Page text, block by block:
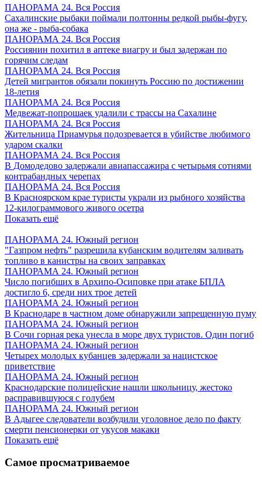
ПАНОРАМА 24. Вся Россия
Сахалинские рыбаки поймали полтонны редкой рыбы-фугу,
она же - рыба-собака
ПАНОРАМА 24. Вся Россия
Россиянин похитил в аптеке виагру и был задержан по
горячим следам
ПАНОРАМА 24. Вся Россия
Детей мигрантов обязали покинуть Россию по достижении
18-летия
ПАНОРАМА 24. Вся Россия
Медвежат-попрошаек удалили с трассы на Сахалине
ПАНОРАМА 24. Вся Россия
Жительница Приамурья подозревается в убийстве любимого
ударом скалки
ПАНОРАМА 24. Вся Россия
В Домодедово задержали авиапассажира с четырьмя сотнями
контрабандных черепах
ПАНОРАМА 24. Вся Россия
В Красноярском крае туристы украли из рыбного хозяйства
12-килограммового живого осетра
Показать ещё
ПАНОРАМА 24. Южный регион
"Газпром нефть" разрешила кубанским водителям заливать
топливо в канистры на своих заправках
ПАНОРАМА 24. Южный регион
Число погибших в Архипо-Осиповке при атаке БПЛА
достигло 6, среди них трое детей
ПАНОРАМА 24. Южный регион
В Краснодаре в частном доме обнаружили запрещенную пуму
ПАНОРАМА 24. Южный регион
В Сочи горная река унесла в море двух туристов. Один погиб
ПАНОРАМА 24. Южный регион
Четырех молодых кубанцев задержали за нацистское
приветствие
ПАНОРАМА 24. Южный регион
Краснодарские полицейские нашли школьницу, жестоко
расправившуюся с голубем
ПАНОРАМА 24. Южный регион
В Адыгее следователи возбудили уголовное дело по факту
смерти пенсионерки от укусов макаки
Показать ещё
Самое просматриваемое